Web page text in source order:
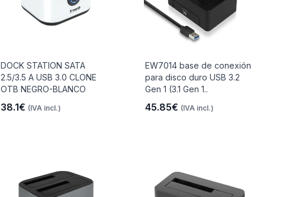
DOCK STATION SATA
2.5/3.5 A USB 3.0 CLONE
OTB NEGRO-BLANCO
38.1€ (IVA incl.)
EW7014 base de conexión
para disco duro USB 3.2
Gen 1 (3.1 Gen 1..
45.85€ (IVA incl.)